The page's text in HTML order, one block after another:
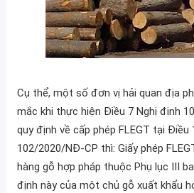
Cụ thể, một số đơn vị hải quan địa
mắc khi thực hiện Điều 7 Nghị định
quy định về cấp phép FLEGT tại Điều
102/2020/NĐ-CP thì: Giấy phép
hàng gỗ hợp pháp thuộc Phụ lục III
định này của một chủ gỗ xuất khẩu